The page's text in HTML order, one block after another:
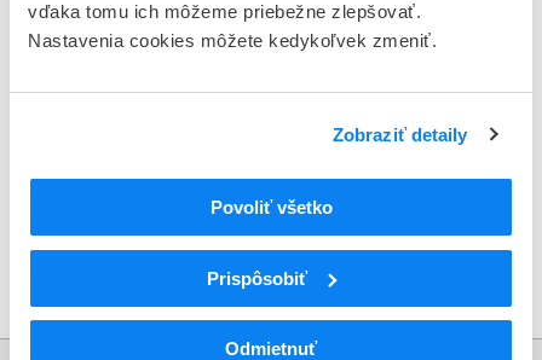
vďaka tomu ich môžeme priebežne zlepšovať.
Nastavenia cookies môžete kedykoľvek zmeniť.
Zobraziť detaily
Povoliť všetko
Prispôsobiť
Odmietnuť